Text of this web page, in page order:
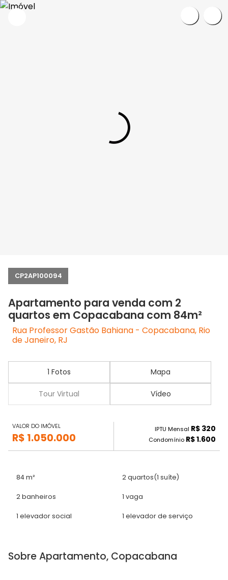
CP2AP100094
Apartamento para venda com 2
quartos em Copacabana com 84m²
Rua Professor Gastão Bahiana - Copacabana, Rio
de Janeiro, RJ
1 Fotos Mapa
Tour Virtual Vídeo
VALOR DO IMÓVEL
R$ 1.050.000
IPTU Mensal R$ 320
Condomínio R$ 1.600
84 m² 2 quartos(1 suíte)
2 banheiros 1 vaga
1 elevador social 1 elevador de serviço
Sobre Apartamento, Copacabana